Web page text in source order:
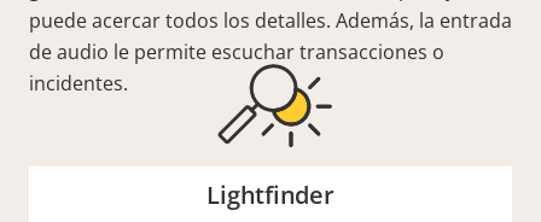
puede acercar todos los detalles. Además, la entrada
de audio le permite escuchar transacciones o
incidentes.
Lightfinder